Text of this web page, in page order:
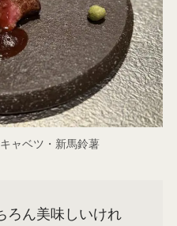
ャベツ・新馬鈴薯
ろん美味しいけれ